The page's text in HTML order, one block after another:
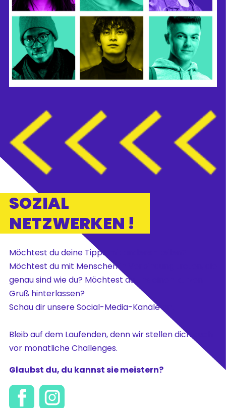
SOZIAL
NETZWERKEN !
Möchtest du deine Tipps mit anderen teilen?
Möchtest du mit Menschen in Verbindung treten, die
genau sind wie du? Möchtest du uns einen kurzen
Gruß hinterlassen?
Schau dir unsere Social-Media-Kanäle an!
Bleib auf dem Laufenden, denn wir stellen dich auch
vor monatliche Challenges.
Glaubst du, du kannst sie meistern?